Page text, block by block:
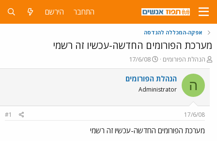
התחבר הירשם
אפקה-המכללה להנדסה
מערכת הפורומים החדשה-עכשיו זה רשמי
פ
ו
ת
ח
ה
ש
א
הנהלת הפורומים
פ
ו
ר
ם
ר
17/6/08
ה הנהלת הפורומים
Administrator
17/6/08
#1
מערכת הפורומים החדשה-עכשיו זה רשמי